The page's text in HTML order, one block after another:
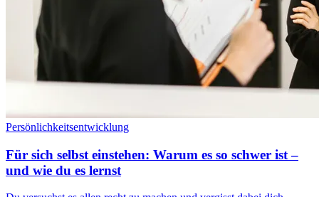
Persönlichkeitsentwicklung
Für sich selbst einstehen: Warum es so schwer ist –
und wie du es lernst